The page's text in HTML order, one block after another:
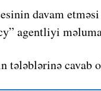
davam
agentliyi
tələblərinə